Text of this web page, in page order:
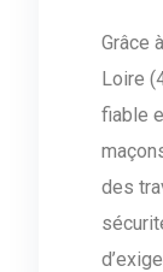
Grâce
Loire
fiable
des